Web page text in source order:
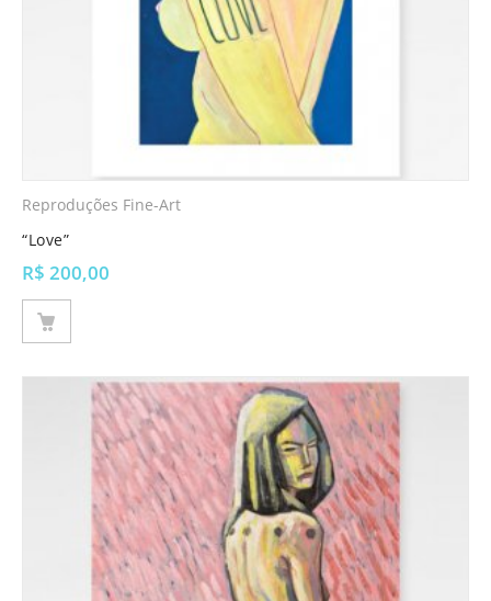
Reproduções Fine-Art
“Love”
R$ 200,00